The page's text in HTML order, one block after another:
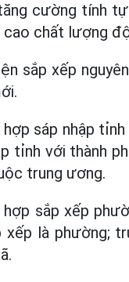
cường tính
cao chất lượng
sắp xếp
sáp nhập
tỉnh với thành
trung ương.
sắp xếp
xếp là phường;